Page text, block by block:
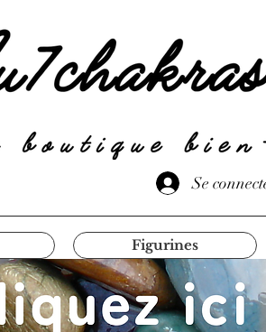
Se
Figurines